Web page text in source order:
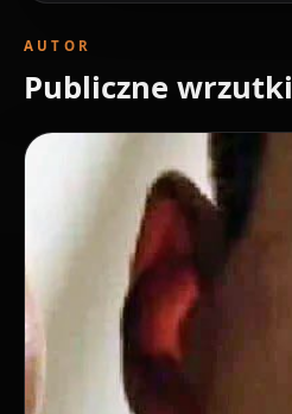
AUTOR
Publiczne wrzutki